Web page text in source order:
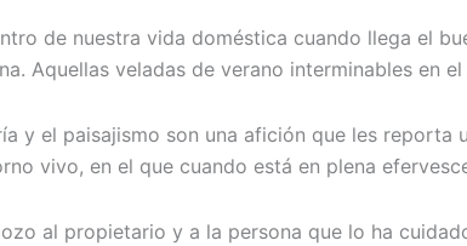
de nuestra vida doméstica cuando llega el
Aquellas veladas de verano interminables en
y el paisajismo son una afición que les
vivo, en el que cuando está en plena
al propietario y a la persona que lo ha